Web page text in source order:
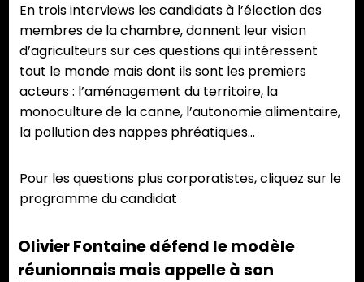
En trois interviews les candidats à l’élection des
membres de la chambre, donnent leur vision
d’agriculteurs sur ces questions qui intéressent
tout le monde mais dont ils sont les premiers
acteurs : l’aménagement du territoire, la
monoculture de la canne, l’autonomie alimentaire,
la pollution des nappes phréatiques…
Pour les questions plus corporatistes, cliquez sur le
programme du candidat
Olivier Fontaine défend le modèle
réunionnais mais appelle à son